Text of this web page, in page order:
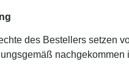
des Bestellers setzen
nachgekommen